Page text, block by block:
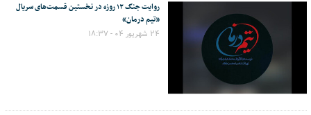
روایت جنگ ۱۲ روزه در نخستین قسمت‌های سریال
«تیم درمان»
۲۴ شهریور ۰۴ - ۱۸:۳۷